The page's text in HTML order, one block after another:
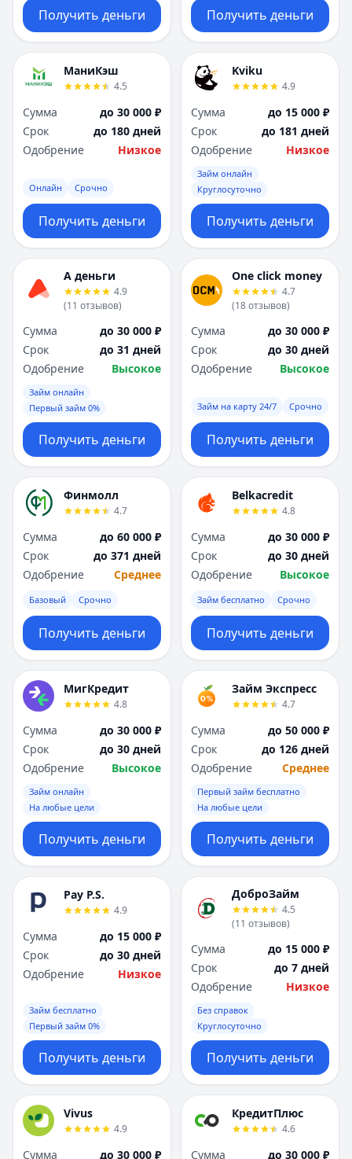
Получить деньги Получить деньги
МаниКэш
4.5
Сумма
до 30 000 ₽
Срок
до 180 дней
Одобрение
Низкое
Онлайн Срочно
Получить деньги
Kviku
4.9
Сумма
до 15 000 ₽
Срок
до 181 дней
Одобрение
Низкое
Займ онлайн
Круглосуточно
Получить деньги
А деньги
4.9
(11 отзывов)
Сумма
до 30 000 ₽
Срок
до 31 дней
Одобрение
Высокое
Займ онлайн
Первый займ 0%
Получить деньги
One click money
4.7
(18отзывов)
Сумма
до 30 000 ₽
Срок
до 30 дней
Одобрение
Высокое
Займ на карту 24/7 Срочно
Получить деньги
Финмолл
4.7
Сумма
до 60 000 ₽
Срок
до 371 дней
Одобрение
Среднее
Базовый Срочно
Получить деньги
Belkacredit
4.8
Сумма
до 30 000 ₽
Срок
до 30 дней
Одобрение
Высокое
Займ бесплатно Срочно
Получить деньги
МигКредит
4.8
Сумма
до 30 000 ₽
Срок
до 30 дней
Одобрение
Высокое
Займ онлайн
На любые цели
Получить деньги
Займ Экспресс
4.7
Сумма
до 50 000 ₽
Срок
до 126 дней
Одобрение
Среднее
Первый займ бесплатно
На любые цели
Получить деньги
Pay P.S.
4.9
Сумма
до 15 000 ₽
Срок
до 30 дней
Одобрение
Низкое
Займ бесплатно
Первый займ 0%
Получить деньги
ДоброЗайм
4.5
(11 отзывов)
Сумма
до 15 000 ₽
Срок
до 7 дней
Одобрение
Низкое
Без справок
Круглосуточно
Получить деньги
Vivus
4.9
Сумма
до 30 000 ₽
КредитПлюс
4.6
Сумма
до 30 000 ₽